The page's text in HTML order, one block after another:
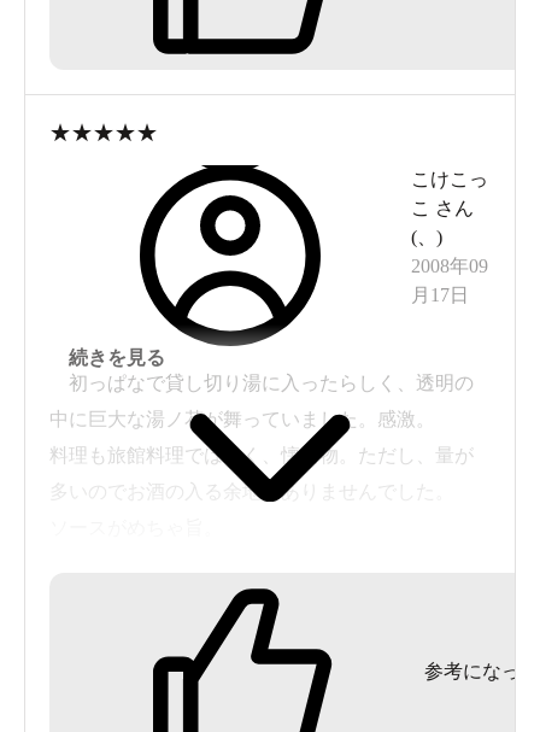
最初にそちらに入ったのですが、ずっと合いた
かった「湯の花」と再会出来て感動しました。
ちょっと温めなのですが、とても素晴らしいお湯
そして、お料理もとても美味しかったです。
一品一品に手をかけて作られているのが嬉しかっ
舞茸おこわ揚げに餡をかけたものや、デザートの
蕎麦湯のゼリーが印象に残っています。
この日は宿泊が２組だけだったようで、何度もお
湯を楽しんだのですが貸切のようでした。
★★★★★
こけこっ
こ さん
(
)
2008年09
月17日
初っぱなで貸し切り湯に入ったらしく、透明の
中に巨大な湯ノ花が舞っていました。感激。
料理も旅館料理ではなく、懐石物。ただし、量が
多いのでお酒の入る余地がありませんでした。
あいとおしゃべりできて楽しかった。
☆が一個少ないのは、部屋のしつらえが「？」
だったからです。20畳に2人なのに文句言ってごめ
んなさい。でもね、床の間の額が適当すぎて気に
続きを見る
参考になった